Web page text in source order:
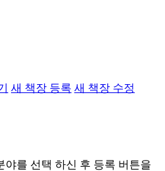
새 책장 등록 새 책장 수정
야를 선택 하신 후 등록 버튼을